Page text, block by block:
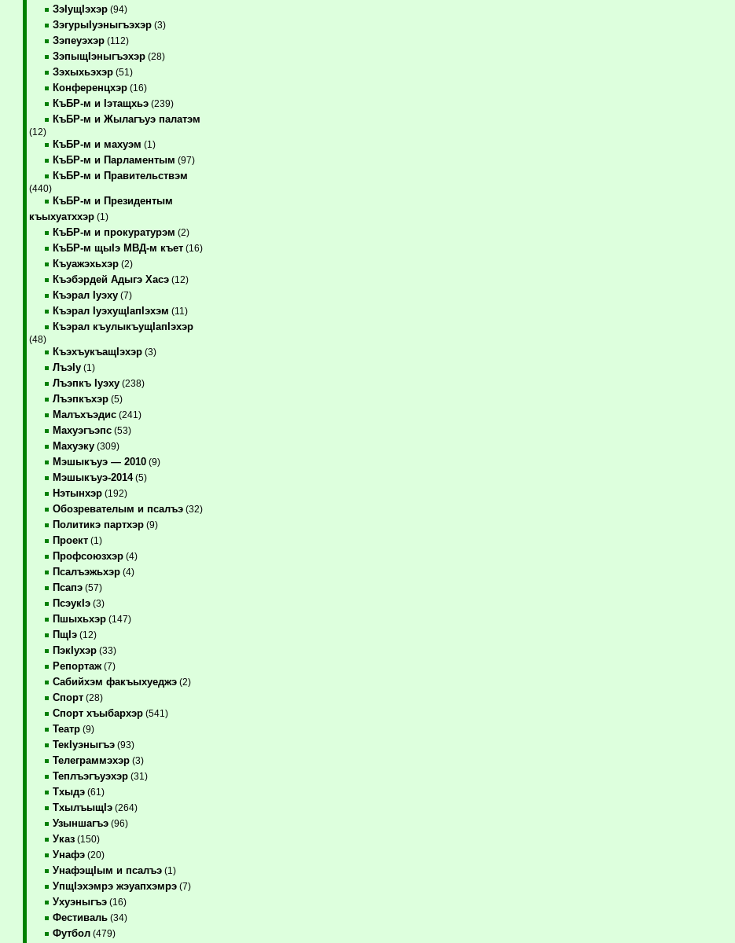
ЗэIущIэхэр(94)
ЗэгурыIуэныгъэхэр(3)
Зэпеуэхэр(112)
ЗэпыщIэныгъэхэр(28)
Зэхыхьэхэр(51)
Конференцхэр(16)
КъБР-м и Iэтащхьэ(239)
КъБР-м и Жылагъуэ палатэм
(12)
КъБР-м и махуэм (1)
КъБР-м и Парламентым (97)
КъБР-м и Правительствэм
(440)
КъБР-м и Президентым
къыхуатххэр(1)
КъБР-м и прокуратурэм (2)
КъБР-м щыIэ МВД-м къет(16)
Къуажэхьхэр(2)
Къэбэрдей Адыгэ Хасэ(12)
Къэрал Iуэху(7)
Къэрал IуэхущIапIэхэм (11)
Къэрал къулыкъущIапIэхэр
(48)
КъэхъукъащIэхэр(3)
ЛъэIу(1)
Лъэпкъ Iуэху(238)
Лъэпкъхэр(5)
Малъхъэдис(241)
Махуэгъэпс(53)
Махуэку(309)
Мэшыкъуэ — 2010(9)
Мэшыкъуэ-2014(5)
Нэтынхэр(192)
Обозревателым и псалъэ(32)
Политикэ партхэр(9)
Проект(1)
Профсоюзхэр(4)
Псалъэжьхэр(4)
Псапэ(57)
ПсэукIэ(3)
Пшыхьхэр(147)
ПщIэ(12)
ПэкIухэр(33)
Репортаж(7)
Сабийхэм факъыхуеджэ(2)
Спорт(28)
Спорт хъыбархэр(541)
Театр(9)
ТекIуэныгъэ(93)
Телеграммэхэр(3)
Теплъэгъуэхэр(31)
Тхыдэ(61)
ТхылъыщIэ(264)
Узыншагъэ(96)
Указ(150)
Унафэ(20)
УнафэщIым и псалъэ(1)
УпщIэхэмрэ жэуапхэмрэ(7)
Ухуэныгъэ(16)
Фестиваль(34)
Футбол(479)